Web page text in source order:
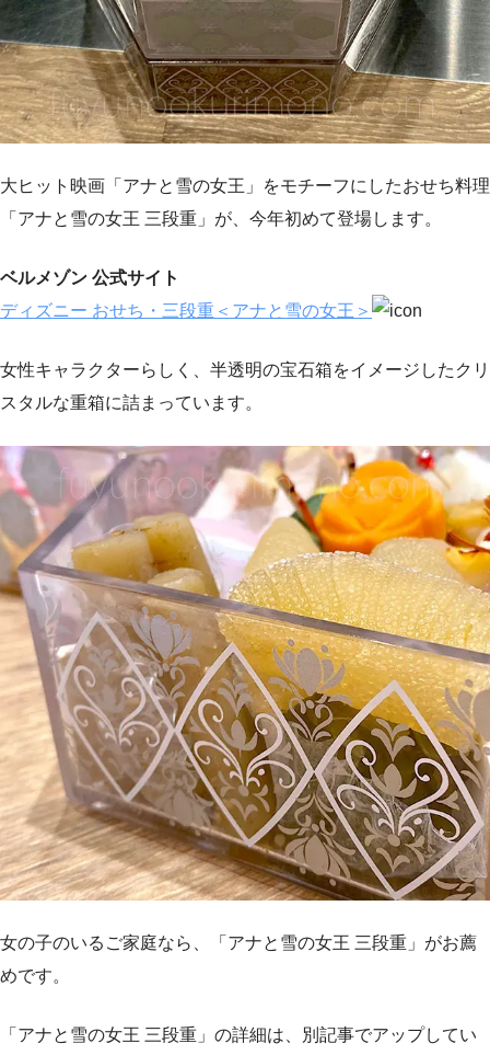
大ヒット映画「アナと雪の女王」をモチーフにしたおせち料理
「アナと雪の女王 三段重」が、今年初めて登場します。
ベルメゾン 公式サイト
ディズニー おせち・三段重＜アナと雪の女王＞
女性キャラクターらしく、半透明の宝石箱をイメージしたクリ
スタルな重箱に詰まっています。
女の子のいるご家庭なら、「アナと雪の女王 三段重」がお薦
めです。
「アナと雪の女王 三段重」の詳細は、別記事でアップしてい